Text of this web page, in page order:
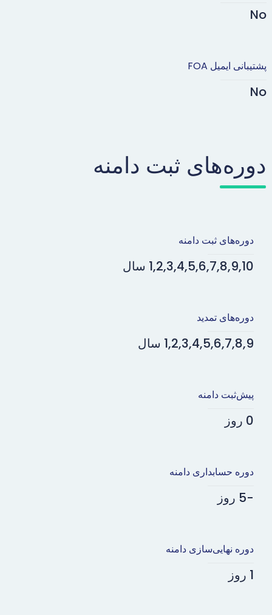
No
پشتیبانی ایمیل FOA
No
دوره‌های ثبت دامنه
دوره‌های ثبت دامنه
1,2,3,4,5,6,7,8,9,10 سال
دوره‌های تمدید
1,2,3,4,5,6,7,8,9 سال
پیش‌ثبت دامنه
0 روز
دوره حسابداری دامنه
-5 روز
دوره نهایی‌سازی دامنه
1 روز